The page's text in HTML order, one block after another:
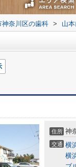
神奈川区の歯科 > 山
住所 神
交通 横
横